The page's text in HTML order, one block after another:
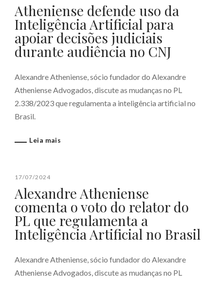
Atheniense defende uso da
Inteligência Artificial para
apoiar decisões judiciais
durante audiência no CNJ
Alexandre Atheniense, sócio fundador do Alexandre
Atheniense Advogados, discute as mudanças no PL
2.338/2023 que regulamenta a inteligência artificial no
Brasil.
Leia mais
17/07/2024
Alexandre Atheniense
comenta o voto do relator do
PL que regulamenta a
Inteligência Artificial no Brasil
Alexandre Atheniense, sócio fundador do Alexandre
Atheniense Advogados, discute as mudanças no PL